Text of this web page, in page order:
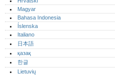
Magyar
Bahasa Indonesia
Íslenska
Italiano
日本語
қазақ
한글
Lietuvių